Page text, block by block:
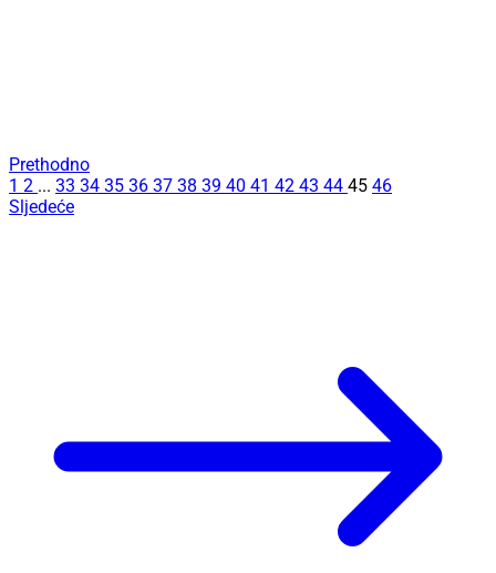
Prethodno
1 2 ... 33 34 35 36 37 38 39 40 41 42 43 44 45 46
Sljedeće